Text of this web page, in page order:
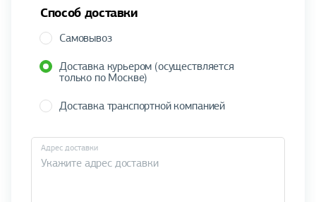
Способ доставки
Самовывоз
Доставка курьером (осуществляется
только по Москве)
Доставка транспортной компанией
Адрес доставки